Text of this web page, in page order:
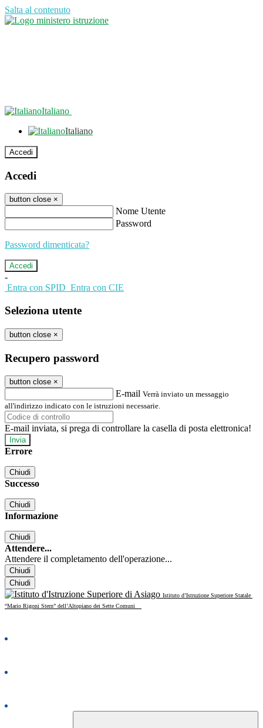
Salta al contenuto
Italiano
Italiano
Accedi
Accedi
button close ×
Nome Utente
Password
Password dimenticata?
-
Entra con SPID Entra con CIE
Seleziona utente
button close ×
Recupero password
button close ×
E-mail Verrà inviato un messaggio
all'indirizzo indicato con le istruzioni necessarie.
E-mail inviata, si prega di controllare la casella di posta elettronica!
Errore
Chiudi
Successo
Chiudi
Informazione
Chiudi
Attendere...
Attendere il completamento dell'operazione...
Chiudi
Chiudi
Istituto d’Istruzione Superiore Statale
“Mario Rigoni Stern” dell’Altopiano dei Sette Comuni